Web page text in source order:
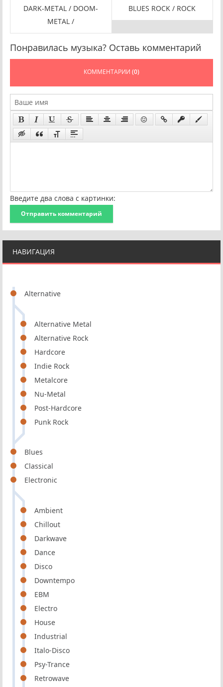
НАВИГАЦИЯ
Alternative
Alternative Metal
Alternative Rock
Hardcore
Indie Rock
Metalcore
Nu-Metal
Post-Hardcore
Punk Rock
Blues
Classical
Electronic
Ambient
Chillout
Darkwave
Dance
Disco
Downtempo
EBM
Electro
House
Industrial
Italo-Disco
Psy-Trance
Retrowave
DARK-METAL / DOOM-
METAL /
BLUES ROCK / ROCK
Понравилась музыка? Оставь комментарий
КОММЕНТАРИИ (0)
Введите два слова с картинки:
Отправить комментарий